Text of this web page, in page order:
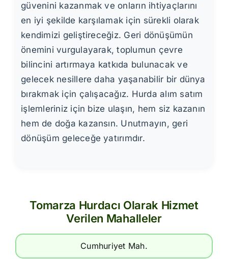
güvenini kazanmak ve onların ihtiyaçlarını
en iyi şekilde karşılamak için sürekli olarak
kendimizi geliştireceğiz. Geri dönüşümün
önemini vurgulayarak, toplumun çevre
bilincini artırmaya katkıda bulunacak ve
gelecek nesillere daha yaşanabilir bir dünya
bırakmak için çalışacağız. Hurda alım satım
işlemleriniz için bize ulaşın, hem siz kazanın
hem de doğa kazansın. Unutmayın, geri
dönüşüm geleceğe yatırımdır.
Tomarza Hurdacı Olarak Hizmet
Verilen Mahalleler
Cumhuriyet Mah.